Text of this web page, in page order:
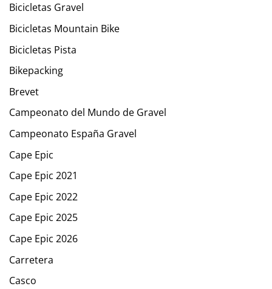
Bicicletas Gravel
Bicicletas Mountain Bike
Bicicletas Pista
Bikepacking
Brevet
Campeonato del Mundo de Gravel
Campeonato España Gravel
Cape Epic
Cape Epic 2021
Cape Epic 2022
Cape Epic 2025
Cape Epic 2026
Carretera
Casco